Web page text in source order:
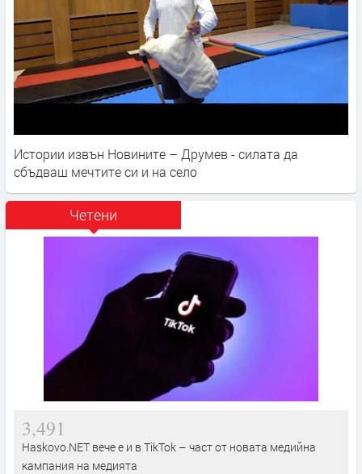
Истории извън Новините – Друмев - силата да
сбъдваш мечтите си и на село
Четени
3,491
Haskovo.NET вече е и в TikTok – част от новата медийна
кампания на медията